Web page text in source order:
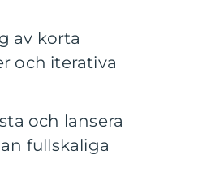
av korta
och iterativa
och lansera
fullskaliga